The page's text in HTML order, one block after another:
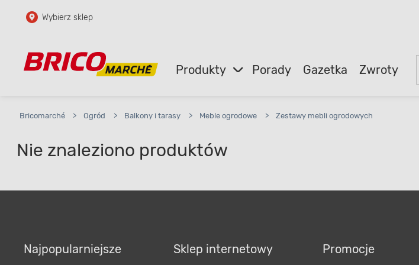
Przejdź do głównej zawartości
Przejdź do wyszukiwarki
Wybierz sklep
Produkty Porady Gazetka Zwroty
Bricomarché > Ogród > Balkony i tarasy > Meble ogrodowe > Zestawy mebli ogrodowych
Nie znaleziono produktów
Najpopularniejsze Sklep internetowy Promocje